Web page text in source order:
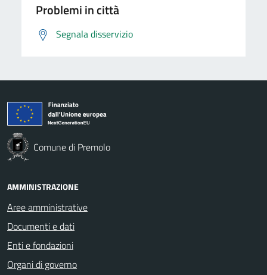
Problemi in città
Segnala disservizio
Comune di Premolo
AMMINISTRAZIONE
Aree amministrative
Documenti e dati
Enti e fondazioni
Organi di governo